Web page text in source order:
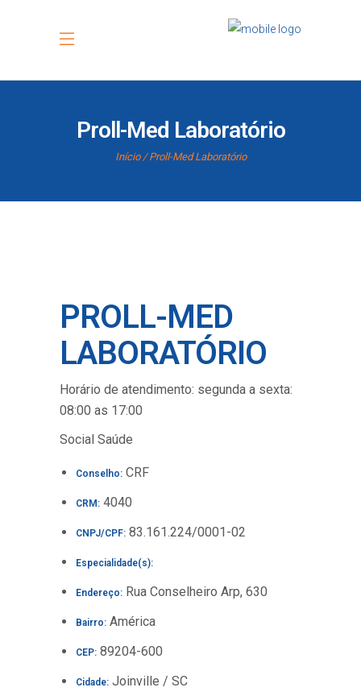
Proll-Med Laboratório
Início Proll-Med Laboratório
PROLL-MED
LABORATÓRIO
Horário de atendimento: segunda a sexta:
08:00 as 17:00
Social Saúde
Conselho: CRF
CRM: 4040
CNPJ/CPF: 83.161.224/0001-02
Especialidade(s):
Endereço: Rua Conselheiro Arp, 630
Bairro: América
CEP: 89204-600
Cidade: Joinville / SC